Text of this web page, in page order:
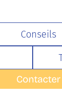
Conseils
Contacter